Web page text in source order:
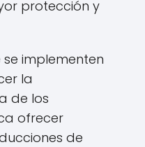
protección y
implementen
la
de los
ofrecer
de